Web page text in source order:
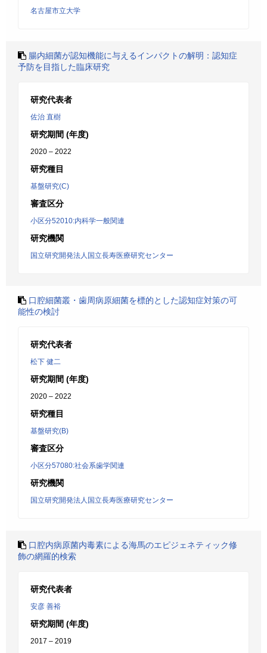
名古屋市立大学
腸内細菌が認知機能に与えるインパクトの解明：認知症
予防を目指した臨床研究
研究代表者
佐治 直樹
研究期間 (年度)
2020 – 2022
研究種目
基盤研究(C)
審査区分
小区分52010:内科学一般関連
研究機関
国立研究開発法人国立長寿医療研究センター
口腔細菌叢・歯周病原細菌を標的とした認知症対策の可
能性の検討
研究代表者
松下 健二
研究期間 (年度)
2020 – 2022
研究種目
基盤研究(B)
審査区分
小区分57080:社会系歯学関連
研究機関
国立研究開発法人国立長寿医療研究センター
口腔内病原菌内毒素による海馬のエピジェネティック修
飾の網羅的検索
研究代表者
安彦 善裕
研究期間 (年度)
2017 – 2019